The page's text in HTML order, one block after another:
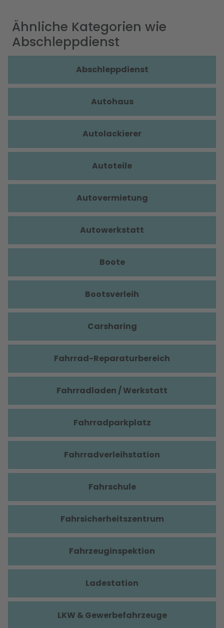
Ähnliche Kategorien wie
Abschleppdienst
Abschleppdienst
Autohaus
Autolackierer
Autoteile
Autovermietung
Autowerkstatt
Boote
Bootsverleih
Carsharing
Fahrrad-Reparaturbereich
Fahrradladen / Werkstatt
Fahrradparkplatz
Fahrradverleihstation
Fahrschule
Fahrsicherheitszentrum
Fahrzeuginspektion
Ladestation
LKW & Gewerbefahrzeuge